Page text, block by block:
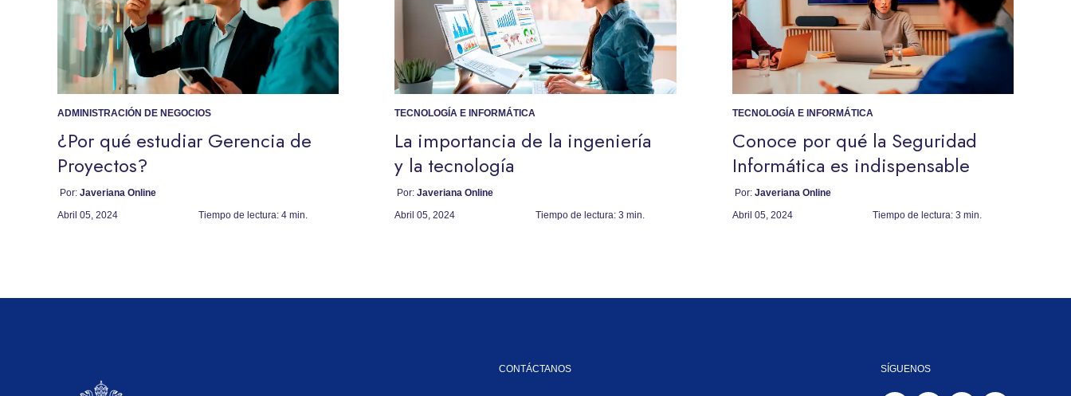
ADMINISTRACIÓN DE NEGOCIOS
¿Por qué estudiar Gerencia de
Proyectos?
Por: Javeriana Online
Abril 05, 2024
Tiempo de lectura:4 min.
TECNOLOGÍA E INFORMÁTICA
La importancia de la ingeniería
y la tecnología
Por:Javeriana Online
Abril 05, 2024
Tiempo de lectura:3 min.
TECNOLOGÍA E INFORMÁTICA
Conoce por qué la Seguridad
Informática es indispensable
Por: Javeriana Online
Abril 05, 2024
Tiempo de lectura: 3 min.
CONTÁCTANOS SÍGUENOS